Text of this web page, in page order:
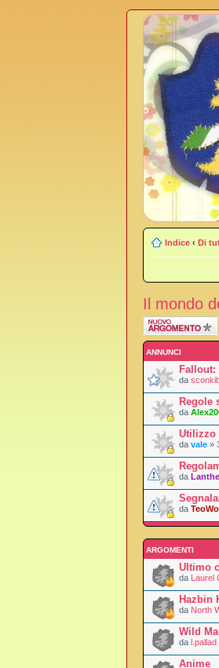
Indice ‹ Di
Il mondo
Scrivi un nuovo
argomento
ANNUNCI
Fallout:
da
Regole
da
Utilizzo
da vale »
da
da
ARGOMENTI
Ultimo
da Laurel
Hazbin
da North
Wild
da l.pallad
Anime